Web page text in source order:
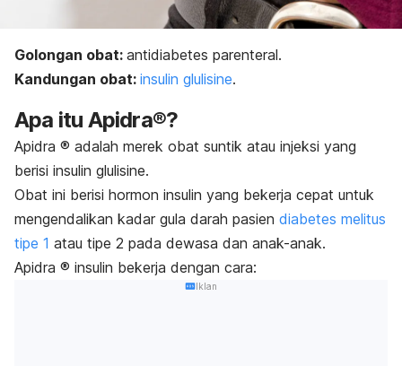
Golongan obat: antidiabetes parenteral.
Kandungan obat: insulin glulisine.
Apa itu Apidra®?
Apidra ® adalah merek obat suntik atau injeksi yang
berisi insulin glulisine.
Obat ini berisi hormon insulin yang bekerja cepat untuk
mengendalikan kadar gula darah pasien diabetes melitus
tipe 1 atau tipe 2 pada dewasa dan anak-anak.
Apidra ® insulin bekerja dengan cara:
Iklan